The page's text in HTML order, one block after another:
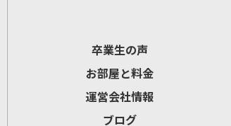
卒業生の声
お部屋と料金
運営会社情報
ブログ